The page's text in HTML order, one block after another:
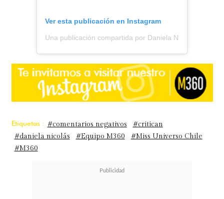
Ver esta publicación en Instagram
Una publicación compartida por Daniela Nicolás
Etiquetas : #comentarios negativos
#critican
#daniela nicolás
#Equipo M360
#Miss Universo Chile
#M360